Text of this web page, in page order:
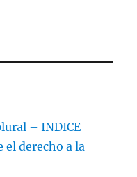
– INDICE
el derecho a la